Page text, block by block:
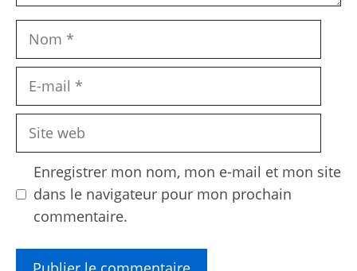
Nom
Site
Enregistrer mon nom, mon e-mail et mon site
dans le navigateur pour mon prochain
commentaire.